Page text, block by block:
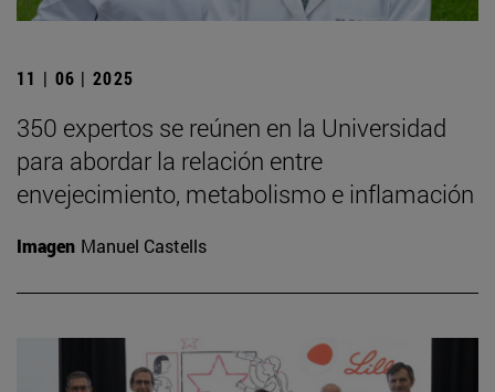
11 | 06 | 2025
350 expertos se reúnen en la Universidad
para abordar la relación entre
envejecimiento, metabolismo e inflamación
Imagen Manuel Castells